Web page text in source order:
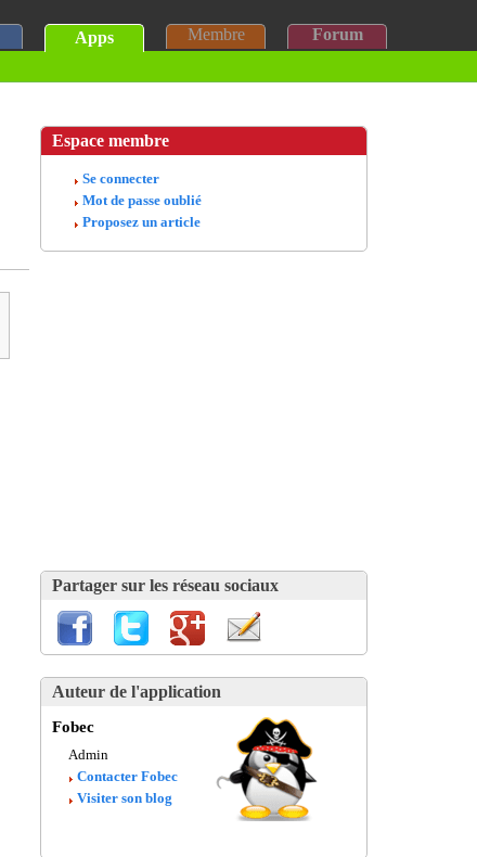
Apps Membre Forum
Espace membre
Se connecter
Mot de passe oublié
Proposez un article
Partager sur les réseau sociaux
Auteur de l'application
Fobec
Admin
Contacter Fobec
Visiter son blog